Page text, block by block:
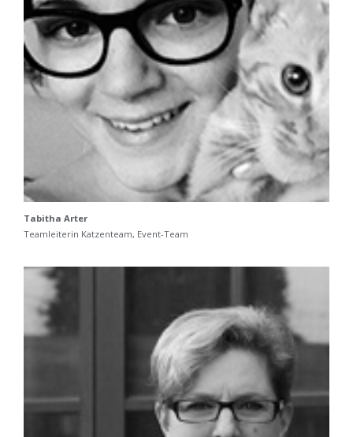
Tabitha Arter
Teamleiterin Katzenteam, Event-Team